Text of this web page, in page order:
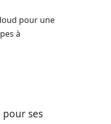
pour une
à
pour ses